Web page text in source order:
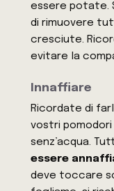
essere potate.
di rimuovere
cresciute.
evitare la
Innaffiare
Ricordate di
vostri
senz’acqua.
essere
deve toccare